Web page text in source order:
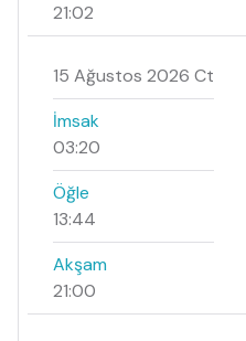
21:02
15 Ağustos 2026 Ct
İmsak
03:20
Öğle
13:44
Akşam
21:00